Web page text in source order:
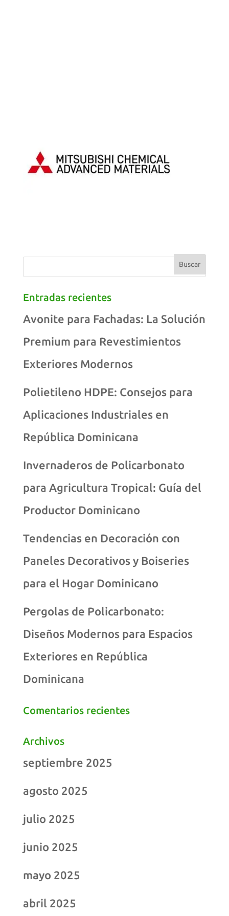
Entradas recientes
Avonite para Fachadas: La Solución
Premium para Revestimientos
Exteriores Modernos
Polietileno HDPE: Consejos para
Aplicaciones Industriales en
República Dominicana
Invernaderos de Policarbonato
para Agricultura Tropical: Guía del
Productor Dominicano
Tendencias en Decoración con
Paneles Decorativos y Boiseries
para el Hogar Dominicano
Pergolas de Policarbonato:
Diseños Modernos para Espacios
Exteriores en República
Dominicana
Comentarios recientes
Archivos
septiembre 2025
agosto 2025
julio 2025
junio 2025
mayo 2025
abril 2025